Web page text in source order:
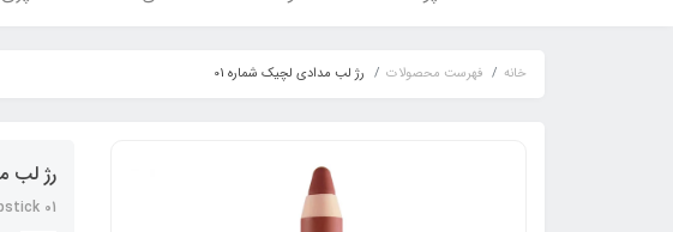
خانه فهرست محصولات رژ لب مدادی لچیک شماره 01
رژ لب
01